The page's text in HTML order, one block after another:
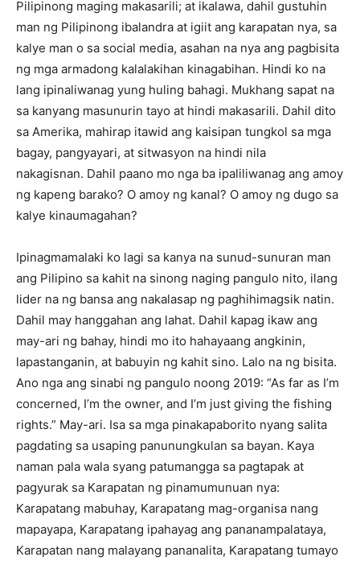
Pilipinong maging makasarili; at ikalawa, dahil gustuhin
man ng Pilipinong ibalandra at igiit ang karapatan nya, sa
kalye man o sa social media, asahan na nya ang pagbisita
ng mga armadong kalalakihan kinagabihan. Hindi ko na
lang ipinaliwanag yung huling bahagi. Mukhang sapat na
sa kanyang masunurin tayo at hindi makasarili. Dahil dito
sa Amerika, mahirap itawid ang kaisipan tungkol sa mga
bagay, pangyayari, at sitwasyon na hindi nila
nakagisnan. Dahil paano mo nga ba ipaliliwanag ang amoy
ng kapeng barako? O amoy ng kanal? O amoy ng dugo sa
kalye kinaumagahan?
Ipinagmamalaki ko lagi sa kanya na sunud-sunuran man
ang Pilipino sa kahit na sinong naging pangulo nito, ilang
lider na ng bansa ang nakalasap ng paghihimagsik natin.
Dahil may hanggahan ang lahat. Dahil kapag ikaw ang
may-ari ng bahay, hindi mo ito hahayaang angkinin,
lapastanganin, at babuyin ng kahit sino. Lalo na ng bisita.
Ano nga ang sinabi ng pangulo noong 2019: “As far as I’m
concerned, I’m the owner, and I’m just giving the fishing
rights.” May-ari. Isa sa mga pinakapaborito nyang salita
pagdating sa usaping panunungkulan sa bayan. Kaya
naman pala wala syang patumangga sa pagtapak at
pagyurak sa Karapatan ng pinamumunuan nya:
Karapatang mabuhay, Karapatang mag-organisa nang
mapayapa, Karapatang ipahayag ang pananampalataya,
Karapatan nang malayang pananalita, Karapatang tumayo